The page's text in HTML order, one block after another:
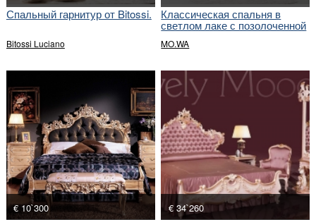
Спальный гарнитур от Bitossi.
Bitossi Luciano
Классическая спальня в
светлом лаке с позолоченной
отделкой
MO.WA
€ 10`300 € 34`260